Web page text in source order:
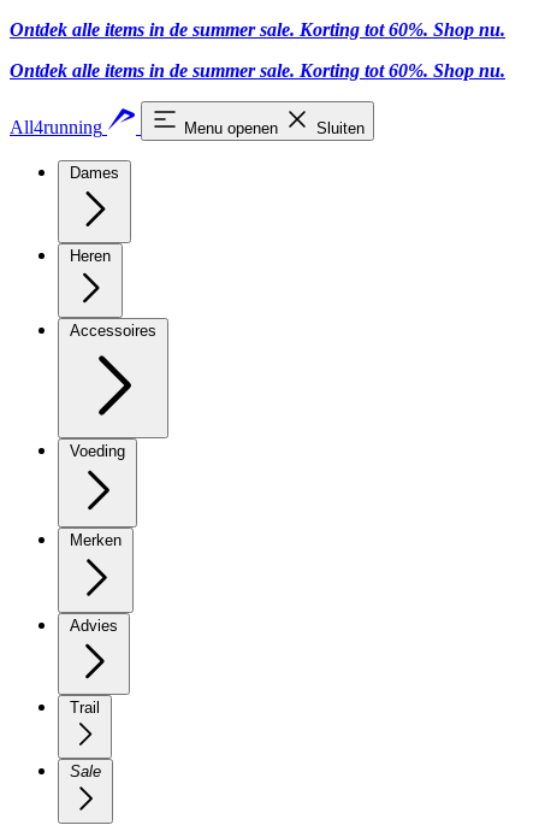
Ontdek alle items in de summer sale. Korting tot 60%. Shop nu.
Ontdek alle items in de summer sale. Korting tot 60%. Shop nu.
All4running Menu openen Sluiten
Dames
Heren
Accessoires
Voeding
Merken
Advies
Trail
Sale